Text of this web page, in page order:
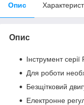
Опис
Опис
Інструмент
Для роботи
Безщітковий
Електронне